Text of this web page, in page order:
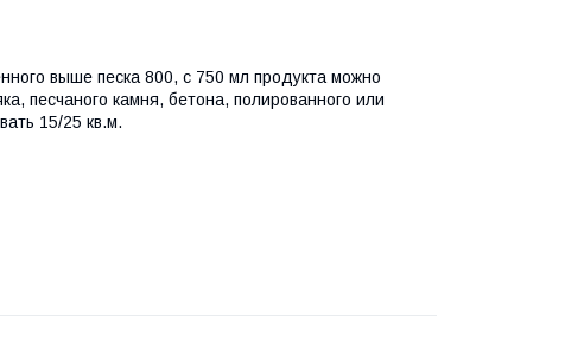
выше песка 800, с 750 мл продукта можно
песчаного камня, бетона, полированного или
15/25 кв.м.